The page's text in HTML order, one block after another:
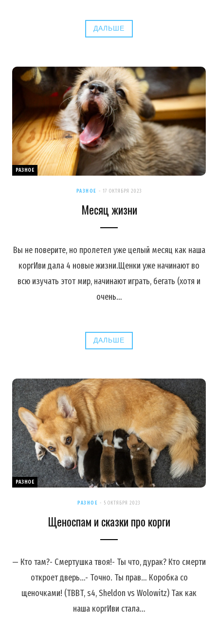
ДАЛЬШЕ
РАЗНОЕ
РАЗНОЕ 17 ОКТЯБРЯ 2023
Месяц жизни
Вы не поверите, но пролетел уже целый месяц как наша
коргИви дала 4 новые жизни.Щенки уже начинают во
всю изучать этот мир, начинают играть, бегать (хотя и
очень…
ДАЛЬШЕ
РАЗНОЕ
РАЗНОЕ 5 ОКТЯБРЯ 2023
Щеноспам и сказки про корги
— Кто там?- Смертушка твоя!- Ты что, дурак? Кто смерти
откроет дверь…- Точно. Ты прав… Коробка со
щеночками! (TBBT, s4, Sheldon vs Wolowitz) Так как
наша коргИви стала…